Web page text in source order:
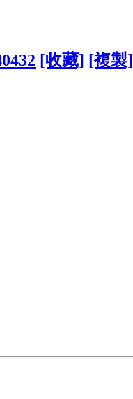
[收藏] [複製]